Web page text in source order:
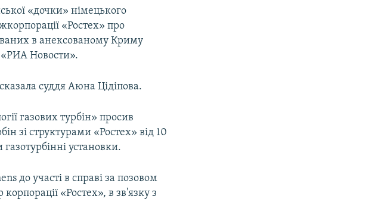
«дочки» німецького
«Ростех» про
в анексованому Криму
«РИА Новости».
суддя Аюна Цідіпова.
газових турбін» просив
зі структурами «Ростех» від 10
установки.
до участі в справі за позовом
«Ростех», в зв'язку з